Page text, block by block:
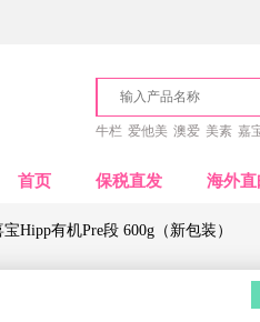
牛栏 爱他美 澳爱 美素 嘉
首页 保税直发 海外直
Hipp有机Pre段 600g（新包装）